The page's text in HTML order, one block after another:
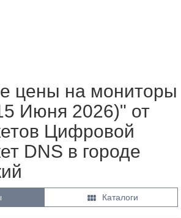
цены на мониторы
Июня 2026)" от
Цифровой
DNS в городе
 Каталоги